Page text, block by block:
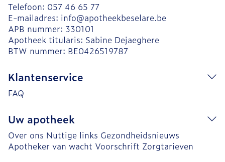
Telefoon: 057 46 65 77
E-mailadres: info@apotheekbeselare.be
APB nummer: 330101
Apotheek titularis: Sabine Dejaeghere
BTW nummer: BE0426519787
Klantenservice
FAQ
Uw apotheek
Over ons Nuttige links Gezondheidsnieuws
Apotheker van wacht Voorschrift Zorgtarieven